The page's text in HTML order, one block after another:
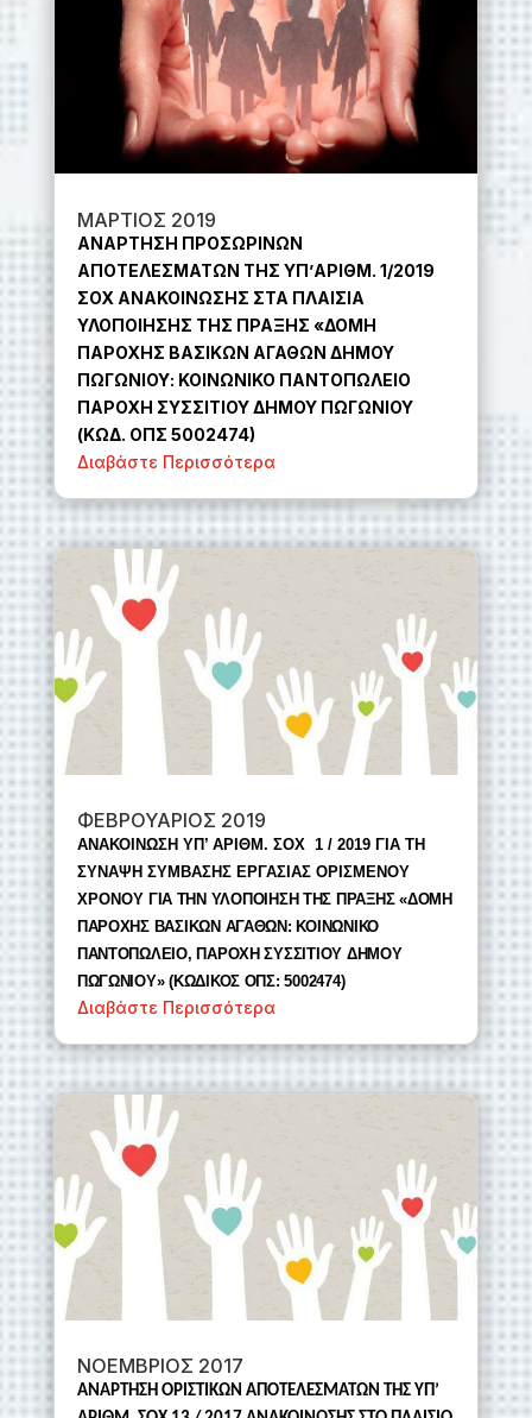
ΜΑΡΤΙΟΣ 2019
ΑΝΑΡΤΗΣΗ ΠΡΟΣΩΡΙΝΩΝ
ΑΠΟΤΕΛΕΣΜΑΤΩΝ ΤΗΣ ΥΠ’ΑΡΙΘΜ. 1/2019
ΣΟΧ ΑΝΑΚΟΙΝΩΣΗΣ ΣΤΑ ΠΛΑΙΣΙΑ
ΥΛΟΠΟΙΗΣΗΣ ΤΗΣ ΠΡΑΞΗΣ «ΔΟΜΗ
ΠΑΡΟΧΗΣ ΒΑΣΙΚΩΝ ΑΓΑΘΩΝ ΔΗΜΟΥ
ΠΩΓΩΝΙΟΥ: KOINΩΝΙΚΟ ΠΑΝΤΟΠΩΛΕΙΟ
ΠΑΡΟΧΗ ΣΥΣΣΙΤΙΟΥ ΔΗΜΟΥ ΠΩΓΩΝΙΟΥ
(ΚΩΔ. ΟΠΣ 5002474)
Διαβάστε Περισσότερα
ΦΕΒΡΟΥΑΡΙΟΣ 2019
ΑΝΑΚΟΙΝΩΣΗ ΥΠ’ ΑΡΙΘΜ. ΣΟΧ 1 / 2019 ΓΙΑ ΤΗ
ΣΥΝΑΨΗ ΣΥΜΒΑΣΗΣ ΕΡΓΑΣΙΑΣ ΟΡΙΣΜΕΝΟΥ
ΧΡΟΝΟΥ ΓΙΑ ΤΗΝ ΥΛΟΠΟΙΗΣΗ ΤΗΣ ΠΡΑΞΗΣ «ΔΟΜΗ
ΠΑΡΟΧΗΣ ΒΑΣΙΚΩΝ ΑΓΑΘΩΝ: ΚΟΙΝΩΝΙΚΟ
ΠΑΝΤΟΠΩΛΕΙΟ, ΠΑΡΟΧΗ ΣΥΣΣΙΤΙΟΥ ΔΗΜΟΥ
ΠΩΓΩΝΙΟΥ» (ΚΩΔΙΚΟΣ ΟΠΣ: 5002474)
Διαβάστε Περισσότερα
ΝΟΕΜΒΡΙΟΣ 2017
ΑΝΑΡΤΗΣΗ ΟΡΙΣΤΙΚΩΝ ΑΠΟΤΕΛΕΣΜΑΤΩΝ ΤΗΣ ΥΠ’